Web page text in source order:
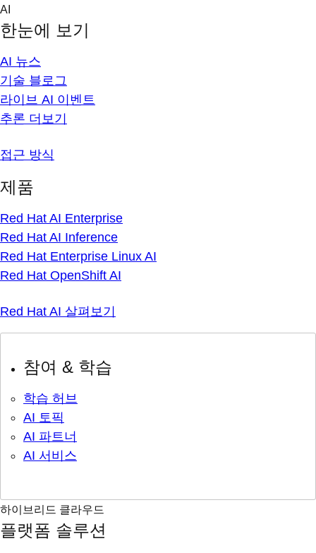
Skip
content
AI
한눈에 보기
AI 뉴스
기술 블로그
라이브 AI 이벤트
추론 더보기
접근 방식
제품
Red Hat AI Enterprise
Red Hat AI Inference
Red Hat Enterprise Linux AI
Red Hat OpenShift AI
Red Hat AI 살펴보기
참여 & 학습
학습 허브
AI 토픽
AI 파트너
AI 서비스
하이브리드 클라우드
플랫폼 솔루션